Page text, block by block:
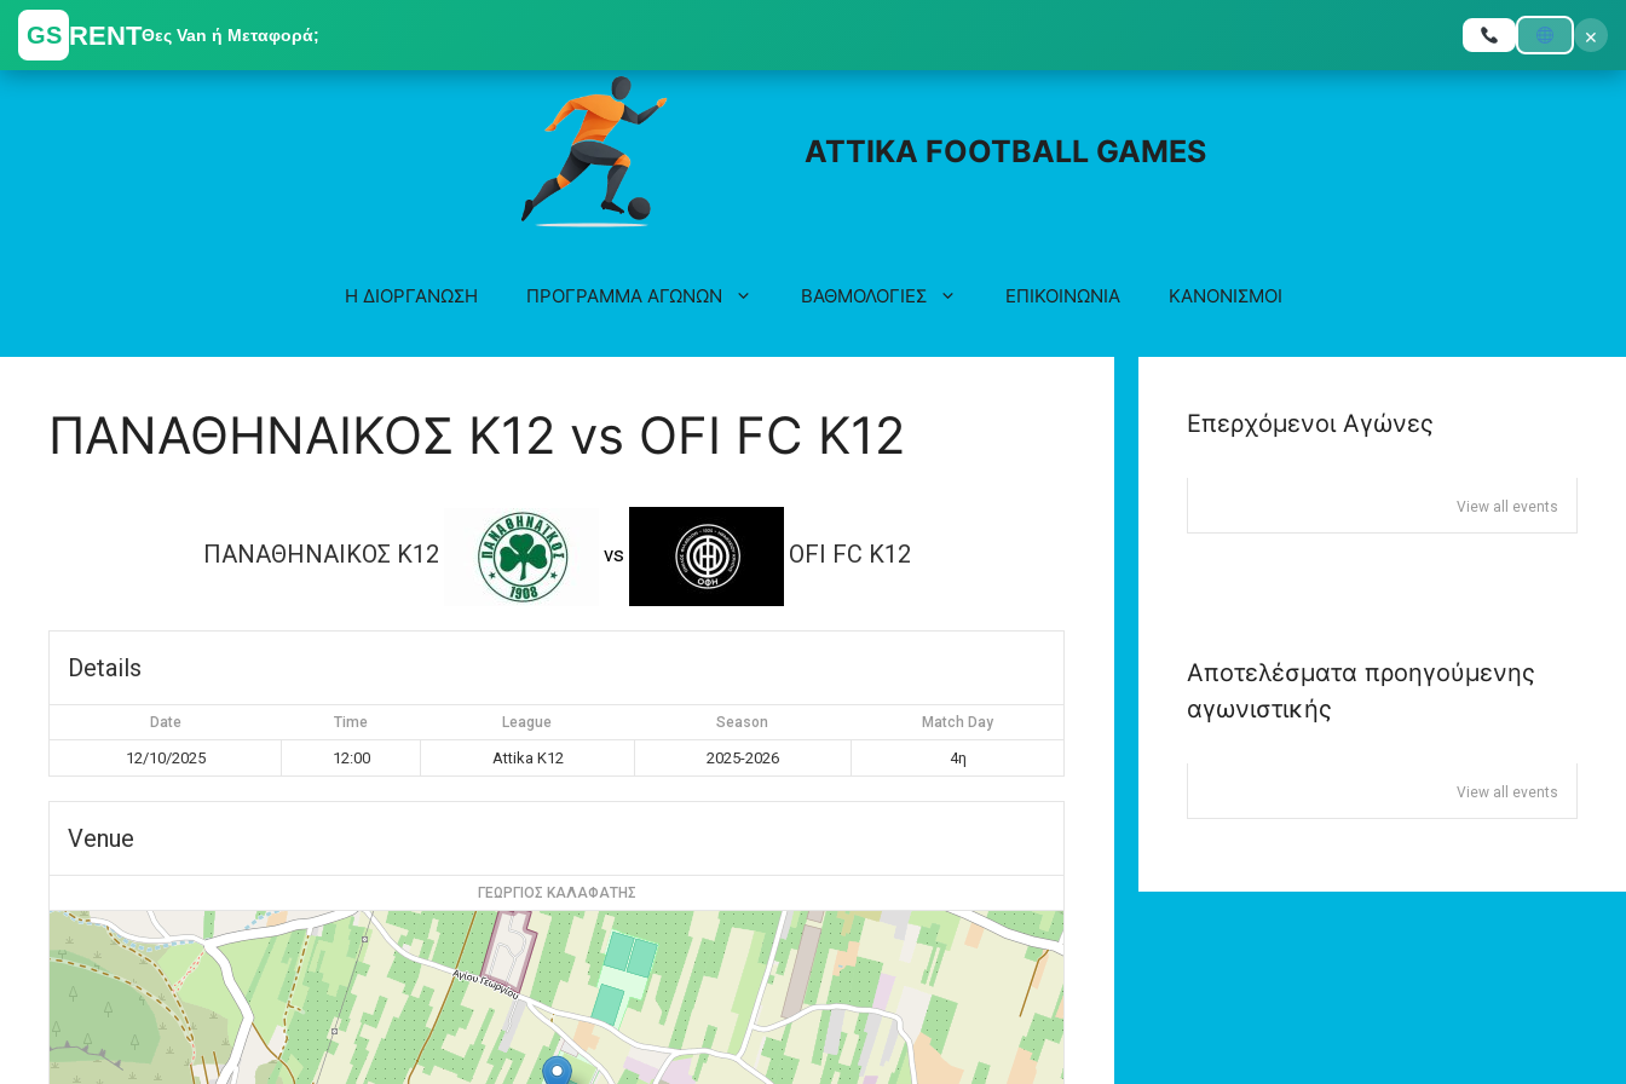
GS RENTΘες Van ή Μεταφορά; ×
Skip
ATTIKA FOOTBALL GAMES
Η ΔΙΟΡΓΑΝΩΣΗ ΠΡΟΓΡΑΜΜΑ ΑΓΩΝΩΝ ΒΑΘΜΟΛΟΓΙΕΣ ΕΠΙΚΟΙΝΩΝΙΑ ΚΑΝΟΝΙΣΜΟΙ
ΠΑΝΑΘΗΝΑΙΚΟΣ K12 vs OFI FC K12
ΠΑΝΑΘΗΝΑΙΚΟΣ K12 vs OFI FC K12
Details
Date Time League Season Match Day
12/10/2025 12:00 Attika K12 2025-2026 4η
Venue
ΓΕΩΡΓΙΟΣ ΚΑΛΑΦΑΤΗΣ
Επερχόμενοι Αγώνες
View all events
Αποτελέσματα προηγούμενης
αγωνιστικής
View all events